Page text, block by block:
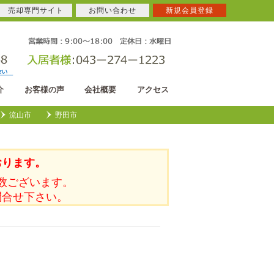
お客様の声 会社概要 アクセス
流山市 野田市
ます。
ざいます。
せ下さい。
売却専門サイト お問い合わせ 新規会員登録